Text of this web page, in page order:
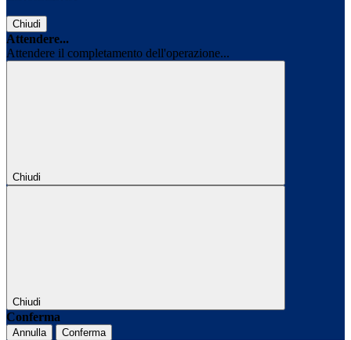
Chiudi
Attendere...
Attendere il completamento dell'operazione...
Chiudi
Chiudi
Conferma
Annulla Conferma